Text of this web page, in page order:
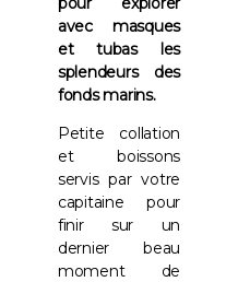
avec masques
et tubas les
splendeurs des
fonds marins.
Petite collation
et boissons
servis par votre
capitaine pour
finir sur un
dernier beau
moment de